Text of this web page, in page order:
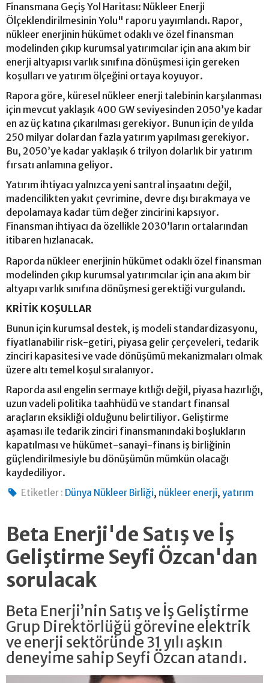
Finansmana Geçiş Yol Haritası: Nükleer Enerji
Ölçeklendirilmesinin Yolu" raporu yayımlandı. Rapor,
nükleer enerjinin hükümet odaklı ve özel finansman
modelinden çıkıp kurumsal yatırımcılar için ana akım bir
enerji altyapısı varlık sınıfına dönüşmesi için gereken
koşulları ve yatırım ölçeğini ortaya koyuyor.
Rapora göre, küresel nükleer enerji talebinin karşılanması
için mevcut yaklaşık 400 GW seviyesinden 2050’ye kadar
en az üç katına çıkarılması gerekiyor. Bunun için de yılda
250 milyar dolardan fazla yatırım yapılması gerekiyor.
Bu, 2050’ye kadar yaklaşık 6 trilyon dolarlık bir yatırım
fırsatı anlamına geliyor.
Yatırım ihtiyacı yalnızca yeni santral inşaatını değil,
madencilikten yakıt çevrimine, devre dışı bırakmaya ve
depolamaya kadar tüm değer zincirini kapsıyor.
Finansman ihtiyacı da özellikle 2030’ların ortalarından
itibaren hızlanacak.
Raporda nükleer enerjinin hükümet odaklı özel finansman
modelinden çıkıp kurumsal yatırımcılar için ana akım bir
altyapı varlık sınıfına dönüşmesi gerektiği vurgulandı.
KRİTİK KOŞULLAR
Bunun için kurumsal destek, iş modeli standardizasyonu,
fiyatlanabilir risk-getiri, piyasa gelir çerçeveleri, tedarik
zinciri kapasitesi ve vade dönüşümü mekanizmaları olmak
üzere altı temel koşul sıralanıyor.
Raporda asıl engelin sermaye kıtlığı değil, piyasa hazırlığı,
uzun vadeli politika taahhüdü ve standart finansal
araçların eksikliği olduğunu belirtiliyor. Geliştirme
aşaması ile tedarik zinciri finansmanındaki boşlukların
kapatılması ve hükümet-sanayi-finans iş birliğinin
güçlendirilmesiyle bu dönüşümün mümkün olacağı
kaydediliyor.
Etiketler : Dünya Nükleer Birliği, nükleer enerji,yatırım
Beta Enerji'de Satış ve İş
Geliştirme Seyfi Özcan'dan
sorulacak
Beta Enerji’nin Satış ve İş Geliştirme
Grup Direktörlüğü görevine elektrik
ve enerji sektöründe 31 yılı aşkın
deneyime sahip Seyfi Özcan atandı.